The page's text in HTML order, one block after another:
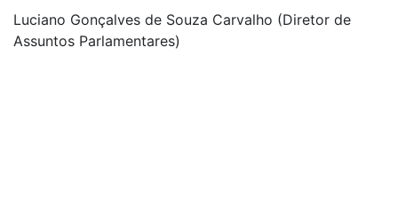
Luciano Gonçalves de Souza Carvalho (Diretor de
Assuntos Parlamentares)